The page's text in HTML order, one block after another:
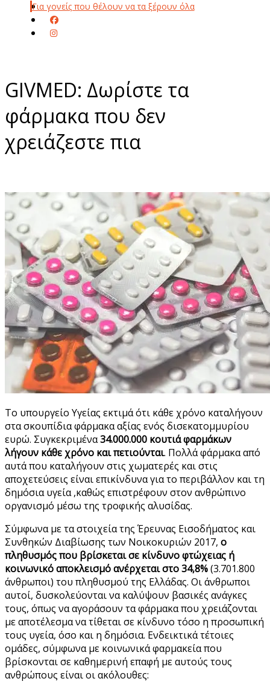
Για γονείς που θέλουν να τα ξέρουν όλα
GIVMED: Δωρίστε τα
φάρμακα που δεν
χρειάζεστε πια
Το υπουργείο Υγείας εκτιμά ότι κάθε χρόνο καταλήγουν
στα σκουπίδια φάρμακα αξίας ενός δισεκατομμυρίου
ευρώ. Συγκεκριμένα34.000.000 κουτιά φαρμάκων
λήγουν κάθε χρόνο και πετιούνται. Πολλά φάρμακα από
αυτά που καταλήγουν στις χωματερές και στις
αποχετεύσεις είναι επικίνδυνα για το περιβάλλον και τη
δημόσια υγεία ,καθώς επιστρέφουν στον ανθρώπινο
οργανισμό μέσω της τροφικής αλυσίδας.
Σύμφωνα με τα στοιχεία της Έρευνας Εισοδήματος και
Συνθηκών Διαβίωσης των Νοικοκυριών 2017, o
πληθυσμός που βρίσκεται σε κίνδυνο φτώχειας ή
κοινωνικό αποκλεισμό ανέρχεται στο 34,8%(3.701.800
άνθρωποι) του πληθυσμού της Ελλάδας. Οι άνθρωποι
αυτοί, δυσκολεύονται να καλύψουν βασικές ανάγκες
τους, όπως να αγοράσουν τα φάρμακα που χρειάζονται
με αποτέλεσμα να τίθεται σε κίνδυνο τόσο η προσωπική
τους υγεία, όσο και η δημόσια. Ενδεικτικά τέτοιες
ομάδες, σύμφωνα με κοινωνικά φαρμακεία που
βρίσκονται σε καθημερινή επαφή με αυτούς τους
ανθρώπους είναι οι ακόλουθες: